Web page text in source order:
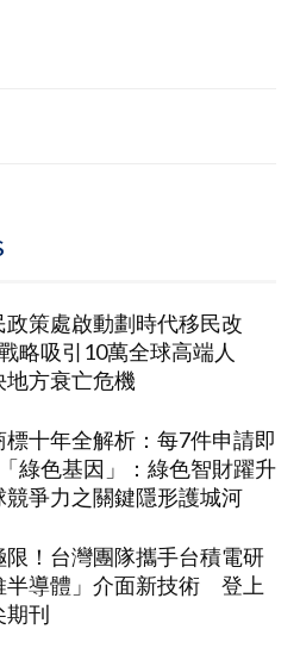
政策處啟動劃時代移民改
略吸引10萬全球高端人
地方衰亡危機
標十年全解析：每7件申請即
綠色基因」：綠色智財躍升
競爭力之關鍵隱形護城河
限！台灣團隊攜手台積電研
半導體」介面新技術 登上
期刊